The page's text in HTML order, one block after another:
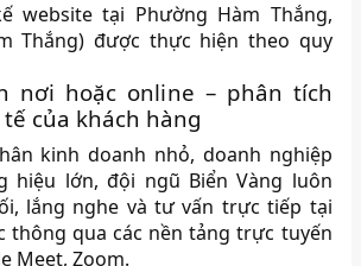
website tại Phường Hàm Thắng,
Thắng) được thực hiện theo quy
nơi hoặc online – phân tích
của khách hàng
kinh doanh nhỏ, doanh nghiệp
hiệu lớn, đội ngũ Biển Vàng luôn
lắng nghe và tư vấn trực tiếp tại
thông qua các nền tảng trực tuyến
Meet, Zoom.